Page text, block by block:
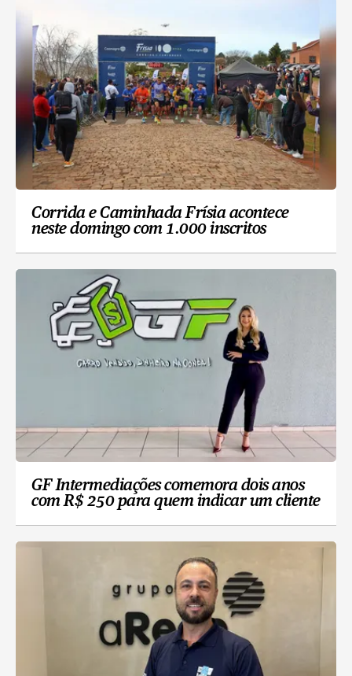
Corrida e Caminhada Frísia acontece
neste domingo com 1.000 inscritos
GF Intermediações comemora dois anos
com R$ 250 para quem indicar um cliente